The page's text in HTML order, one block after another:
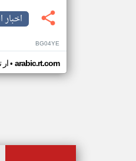
BG04YE
• arabic.rt.com